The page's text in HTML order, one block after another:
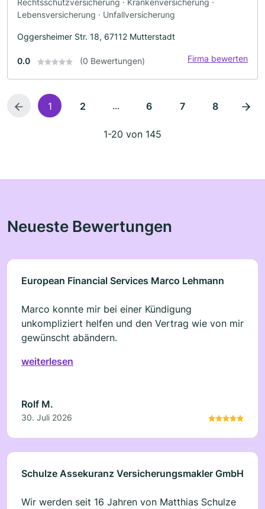
Lebensversicherung · Unfallversicherung
Oggersheimer Str. 18, 67112 Mutterstadt
0.0 (0 Bewertungen) Firma bewerten
1 2 ... 6 7 8
1-20 von 145
Neueste Bewertungen
European Financial Services Marco Lehmann
Marco konnte mir bei einer Kündigung
unkompliziert helfen und den Vertrag wie von mir
gewünscht abändern.
weiterlesen
Rolf M.
30. Juli 2026
Schulze Assekuranz Versicherungsmakler GmbH
Wir werden seit 16 Jahren von Matthias Schulze